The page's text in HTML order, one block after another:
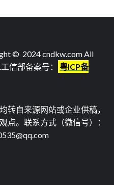
© 2024 cndkw.com All
.工信部备案号：
粤ICP备
转自来源网站或企业供稿，
点。联系方式（微信号）：